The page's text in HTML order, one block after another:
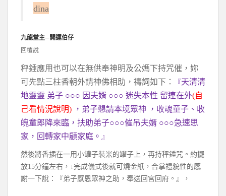
dina
九龍堂主─開運伯仔
回覆說
秤錘應用也可以在無供奉神明及公媽下持咒催，妳
可先點三柱香朝外請神佛相助，禱詞如下：
『天清清
地靈靈 弟子 ○○○ 因夫婿 ○○○ 迷失本性 留連在外(自
己看情況說明) ，弟子懇請本境眾神 ，收魂童子、收
魄童郎降來臨，扶助弟子○○○催吊夫婿 ○○○急速思
家，回轉家中顧家庭。 』
然後將香插在一用小罐子裝米的罐子上，再持秤錘咒。約擺
放15分鐘左右，↓完成儀式後就可燒金紙，合掌禮貌性的感
謝一下說：『弟子感恩眾神之助，奉送回宮回府。』，